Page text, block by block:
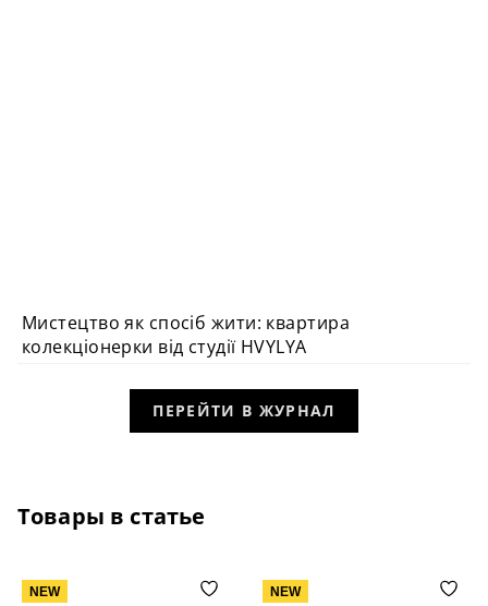
ВИБІР РЕДАКЦІЇ
Мистецтво як спосіб жити: квартира
колекціонерки від студії HVYLYA
ПЕРЕЙТИ В ЖУРНАЛ
Товары в статье
NEW NEW